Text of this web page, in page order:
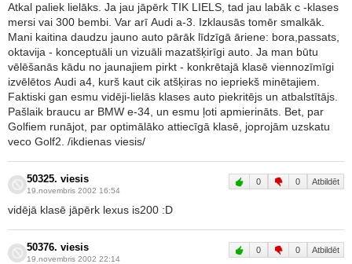
Atkal paliek lielāks. Ja jau jāpērk TIK LIELS, tad jau labāk c -klases
mersi vai 300 bembi. Var arī Audi a-3. Izklausās tomēr smalkāk.
Mani kaitina daudzu jauno auto pārāk līdzīgā āriene: bora,passats,
oktavija - konceptuāli un vizuāli mazatšķirīgi auto. Ja man būtu
vēlēšanās kādu no jaunajiem pirkt - konkrētajā klasē viennozīmīgi
izvēlētos Audi a4, kurš kaut cik atšķiras no iepriekš minētajiem.
Faktiski gan esmu vidēji-lielās klases auto piekritējs un atbalstītājs.
Pašlaik braucu ar BMW e-34, un esmu ļoti apmierināts. Bet, par
Golfiem runājot, par optimālāko attiecīgā klasē, joprojām uzskatu
veco Golf2. /ikdienas viesis/
50325. viesis
19.novembris 2002 16:54
0 0 Atbildēt
vidējā klasē jāpērk lexus is200 :D
50376. viesis
19.novembris 2002 22:14
0 0 Atbildēt